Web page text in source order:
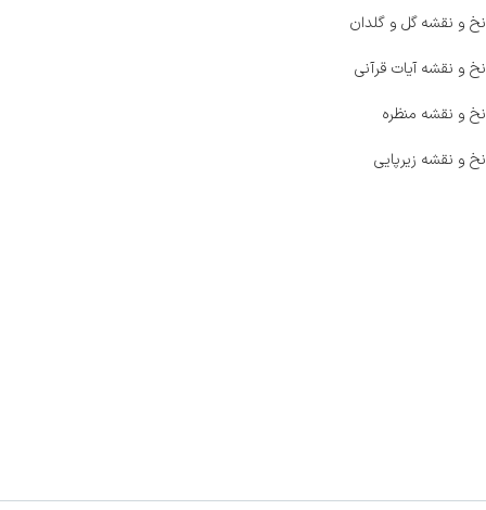
نخ و نقشه گل و گلدان
نخ و نقشه آیات قرآنی
نخ و نقشه منظره
نخ و نقشه زیرپایی